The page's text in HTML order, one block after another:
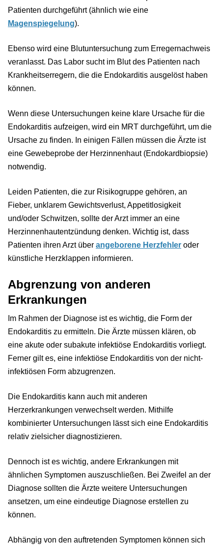
Patienten durchgeführt (ähnlich wie eine
Magenspiegelung).
Ebenso wird eine Blutuntersuchung zum Erregernachweis
veranlasst. Das Labor sucht im Blut des Patienten nach
Krankheitserregern, die die Endokarditis ausgelöst haben
können.
Wenn diese Untersuchungen keine klare Ursache für die
Endokarditis aufzeigen, wird ein MRT durchgeführt, um die
Ursache zu finden. In einigen Fällen müssen die Ärzte ist
eine Gewebeprobe der Herzinnenhaut (Endokardbiopsie)
notwendig.
Leiden Patienten, die zur Risikogruppe gehören, an
Fieber, unklarem Gewichtsverlust, Appetitlosigkeit
und/oder Schwitzen, sollte der Arzt immer an eine
Herzinnenhautentzündung denken. Wichtig ist, dass
Patienten ihren Arzt über angeborene Herzfehler oder
künstliche Herzklappen informieren.
Abgrenzung von anderen
Erkrankungen
Im Rahmen der Diagnose ist es wichtig, die Form der
Endokarditis zu ermitteln. Die Ärzte müssen klären, ob
eine akute oder subakute infektiöse Endokarditis vorliegt.
Ferner gilt es, eine infektiöse Endokarditis von der nicht-
infektiösen Form abzugrenzen.
Die Endokarditis kann auch mit anderen
Herzerkrankungen verwechselt werden. Mithilfe
kombinierter Untersuchungen lässt sich eine Endokarditis
relativ zielsicher diagnostizieren.
Dennoch ist es wichtig, andere Erkrankungen mit
ähnlichen Symptomen auszuschließen. Bei Zweifel an der
Diagnose sollten die Ärzte weitere Untersuchungen
ansetzen, um eine eindeutige Diagnose erstellen zu
können.
Abhängig von den auftretenden Symptomen können sich